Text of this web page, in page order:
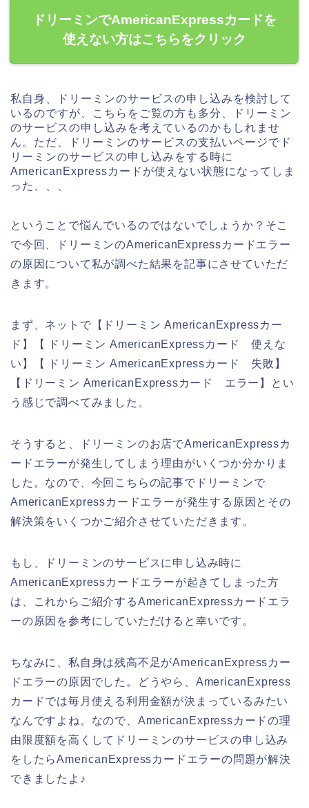
ドリーミンでAmericanExpressカードを
使えない方はこちらをクリック
私自身、ドリーミンのサービスの申し込みを検討して
いるのですが、こちらをご覧の方も多分、ドリーミン
のサービスの申し込みを考えているのかもしれませ
ん。ただ、ドリーミンのサービスの支払いページでド
リーミンのサービスの申し込みをする時に
AmericanExpressカードが使えない状態になってしま
った、、、
ということで悩んでいるのではないでしょうか？そこ
で今回、ドリーミンのAmericanExpressカードエラー
の原因について私が調べた結果を記事にさせていただ
きます。
まず、ネットで【ドリーミン AmericanExpressカー
ド】【 ドリーミン AmericanExpressカード 使えな
い】【 ドリーミン AmericanExpressカード 失敗】
【ドリーミン AmericanExpressカード エラー】とい
う感じで調べてみました。
そうすると、ドリーミンのお店でAmericanExpressカ
ードエラーが発生してしまう理由がいくつか分かりま
した。なので、今回こちらの記事でドリーミンで
AmericanExpressカードエラーが発生する原因とその
解決策をいくつかご紹介させていただきます。
もし、ドリーミンのサービスに申し込み時に
AmericanExpressカードエラーが起きてしまった方
は、これからご紹介するAmericanExpressカードエラ
ーの原因を参考にしていただけると幸いです。
ちなみに、私自身は残高不足がAmericanExpressカー
ドエラーの原因でした。どうやら、AmericanExpress
カードでは毎月使える利用金額が決まっているみたい
なんですよね。なので、AmericanExpressカードの理
由限度額を高くしてドリーミンのサービスの申し込み
をしたらAmericanExpressカードエラーの問題が解決
できましたよ♪